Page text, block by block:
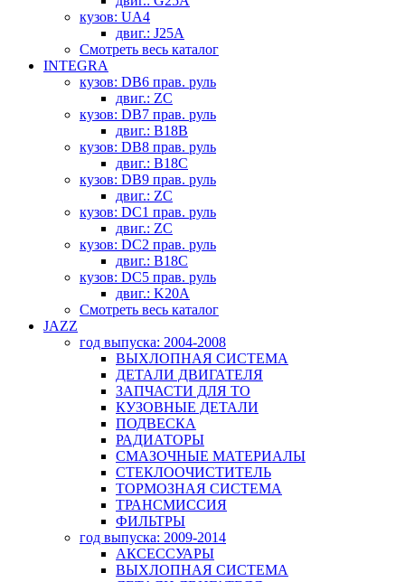
кузов: UA4
двиг.: J25A
Смотреть весь каталог
INTEGRA
кузов: DB6 прав. руль
двиг.: ZC
кузов: DB7 прав. руль
двиг.: B18B
кузов: DB8 прав. руль
двиг.: B18C
кузов: DB9 прав. руль
двиг.: ZC
кузов: DC1 прав. руль
двиг.: ZC
кузов: DC2 прав. руль
двиг.: B18C
кузов: DC5 прав. руль
двиг.: K20A
Смотреть весь каталог
JAZZ
год выпуска: 2004-2008
ВЫХЛОПНАЯ СИСТЕМА
ДЕТАЛИ ДВИГАТЕЛЯ
ЗАПЧАСТИ ДЛЯ ТО
КУЗОВНЫЕ ДЕТАЛИ
ПОДВЕСКА
РАДИАТОРЫ
СМАЗОЧНЫЕ МАТЕРИАЛЫ
СТЕКЛООЧИСТИТЕЛЬ
ТОРМОЗНАЯ СИСТЕМА
ТРАНСМИССИЯ
ФИЛЬТРЫ
год выпуска: 2009-2014
АКСЕССУАРЫ
ВЫХЛОПНАЯ СИСТЕМА